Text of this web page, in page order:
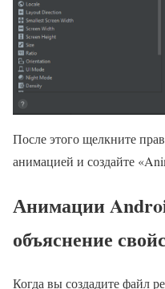
После этого щелкните
анимацией и создайте
Анимации
объяснение
Когда вы создадите файл